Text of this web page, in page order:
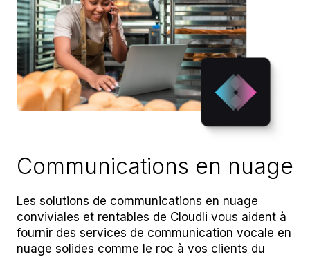
Communications en nuage
Les solutions de communications en nuage
conviviales et rentables de Cloudli vous aident à
fournir des services de communication vocale en
nuage solides comme le roc à vos clients du